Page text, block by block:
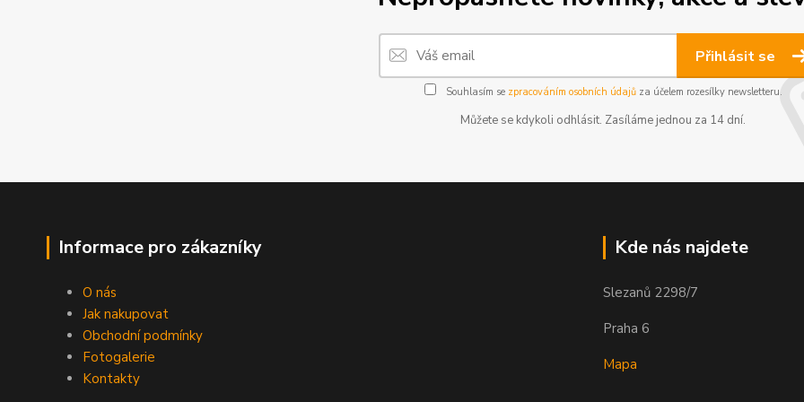
Přihlásit se
Souhlasím se zpracováním osobních údajůza účelem rozesílky newsletteru.
Můžete se kdykoli odhlásit. Zasíláme jednou za 14 dní.
Informace pro zákazníky
O nás
Jak nakupovat
Obchodní podmínky
Fotogalerie
Kontakty
Kde nás najdete
Slezanů 2298/7
Praha 6
Mapa